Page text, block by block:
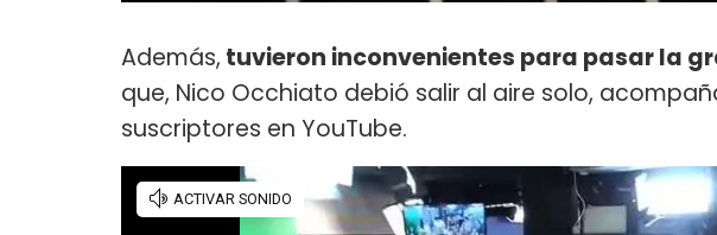
Además, tuvieron inconvenientes para pasar la
que, Nico Occhiato debió salir al aire solo,
suscriptores en YouTube.